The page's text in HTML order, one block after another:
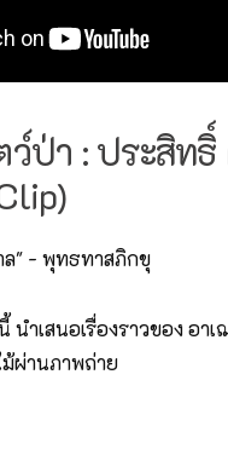
ป่า : ประสิทธิ์
" - พุทธทาสภิกขุ
นำเสนอเรื่องราวของ อ
ผ่านภาพถ่าย